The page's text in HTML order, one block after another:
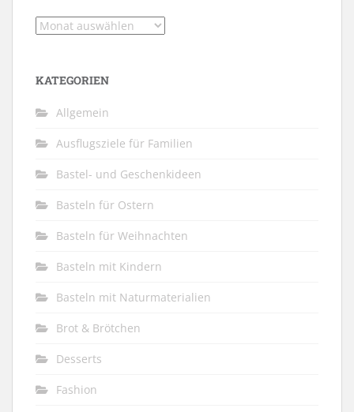
Archiv
KATEGORIEN
Allgemein
Ausflugsziele für Familien
Bastel- und Geschenkideen
Basteln für Ostern
Basteln für Weihnachten
Basteln mit Kindern
Basteln mit Naturmaterialien
Brot & Brötchen
Desserts
Fashion